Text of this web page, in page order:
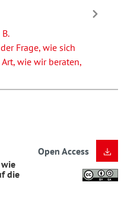
Frage, wie sich
wie wir beraten,
die
Open Access